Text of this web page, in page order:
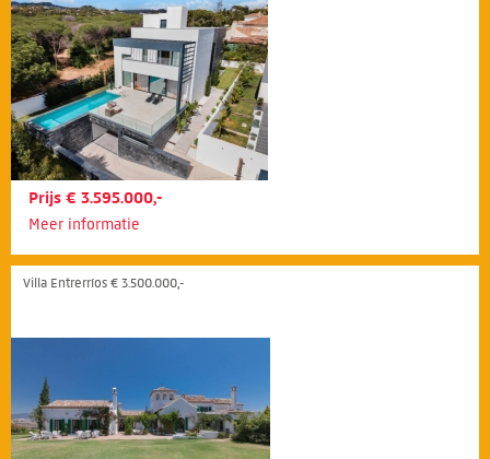
Prijs € 3.595.000,-
Meer informatie
Villa Entrerríos € 3.500.000,-